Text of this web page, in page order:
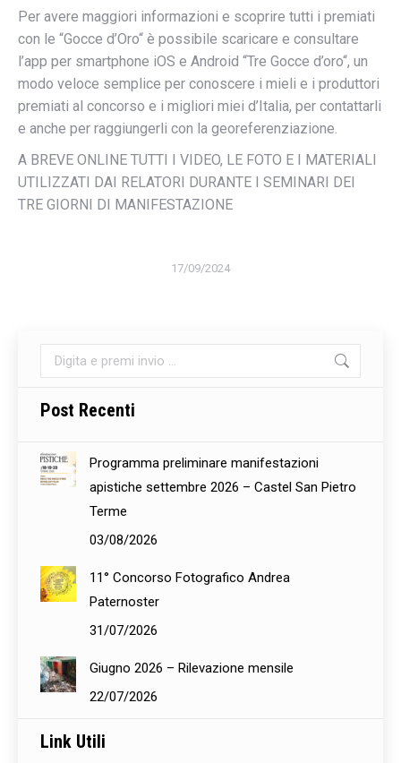
Per avere maggiori informazioni e scoprire tutti i premiati
con le “Gocce d’Oro“ è possibile scaricare e consultare
l’app per smartphone iOS e Android “Tre Gocce d’oro“, un
modo veloce semplice per conoscere i mieli e i produttori
premiati al concorso e i migliori miei d’Italia, per contattarli
e anche per raggiungerli con la georeferenziazione.
A BREVE ONLINE TUTTI I VIDEO, LE FOTO E I MATERIALI
UTILIZZATI DAI RELATORI DURANTE I SEMINARI DEI
TRE GIORNI DI MANIFESTAZIONE
17/09/2024
Cerca:
Post Recenti
Programma preliminare manifestazioni
apistiche settembre 2026 – Castel San Pietro
Terme
03/08/2026
11° Concorso Fotografico Andrea
Paternoster
31/07/2026
Giugno 2026 – Rilevazione mensile
22/07/2026
Link Utili